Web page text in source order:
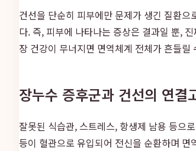
건선을 단순히 피부에만 문제가 생긴 질환
다. 즉, 피부에 나타나는 증상은 결과일 뿐,
장 건강이 무너지면 면역체계 전체가 흔들
장누수 증후군과 건선의 연결
잘못된 식습관, 스트레스, 항생제 남용 등으
등이 혈관으로 유입되어 전신을 순환하며